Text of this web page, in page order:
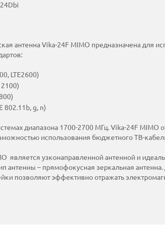
антенна Vika-24F MIMO предназначена для
LTE2600)
2100)
802.11b, g, n)
диапазона 1700-2700 МГц. Vika-24F
использования бюджетного ТВ-
является узконаправленной антенной и
антенны – прямофокусная зеркальная
позволяют эффективно отражать